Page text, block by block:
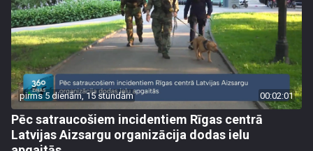
pirms 5 dienām, 15 stundām 00:02:01
Pēc satraucošiem incidentiem Rīgas centrā
Latvijas Aizsargu organizācija dodas ielu